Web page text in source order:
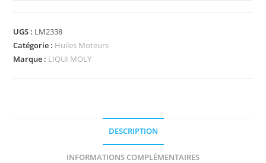
UGS : LM2338
Catégorie : Huiles Moteurs
Marque : LIQUI MOLY
DESCRIPTION
INFORMATIONS COMPLÉMENTAIRES